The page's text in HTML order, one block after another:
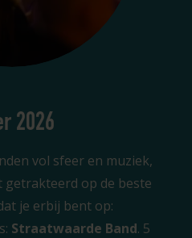
2026
vol sfeer en muziek,
op de beste
je erbij bent op:
Straatwaarde Band. 5